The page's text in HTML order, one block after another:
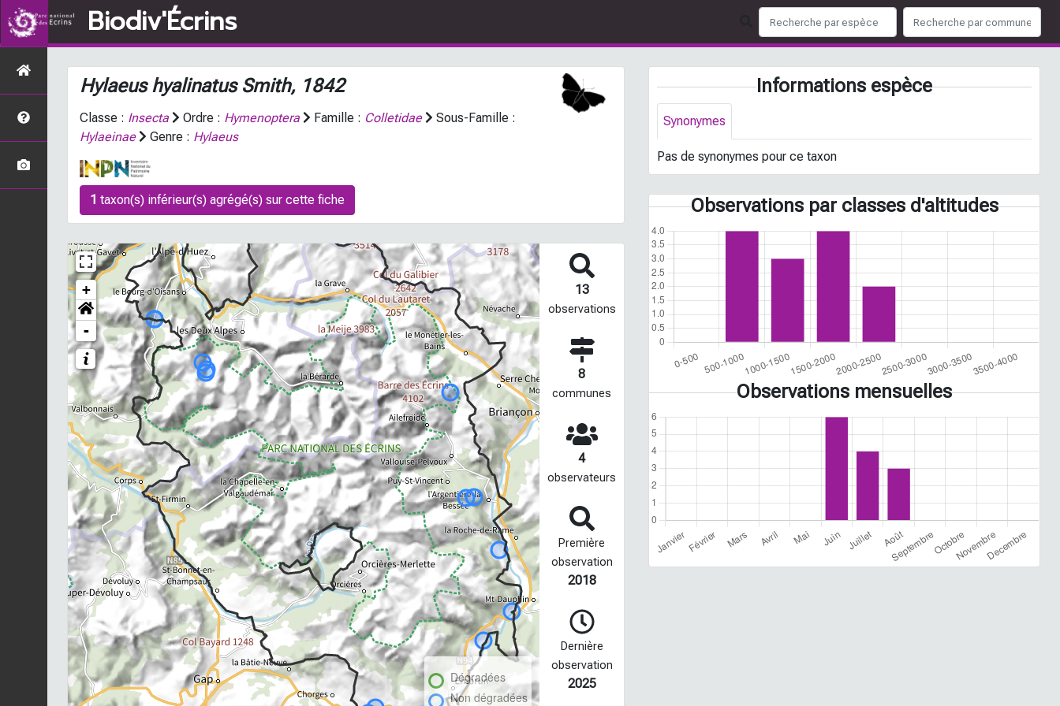
Biodiv'Écrins
Hylaeus hyalinatusSmith, 1842
Classe : Insecta Ordre : Hymenoptera Famille : Colletidae
Sous-Famille :
Hylaeinae
Genre : Hylaeus
1 taxon(s) inférieur(s) agrégé(s) sur cette fiche
+
-
Dégradées
Non dégradées
13
observations
8
communes
4
observateurs
Première
observation
2018
Dernière
observation
2025
Informations espèce
Synonymes
Pas de synonymes pour ce taxon
Observations par classes d'altitudes
Observations mensuelles